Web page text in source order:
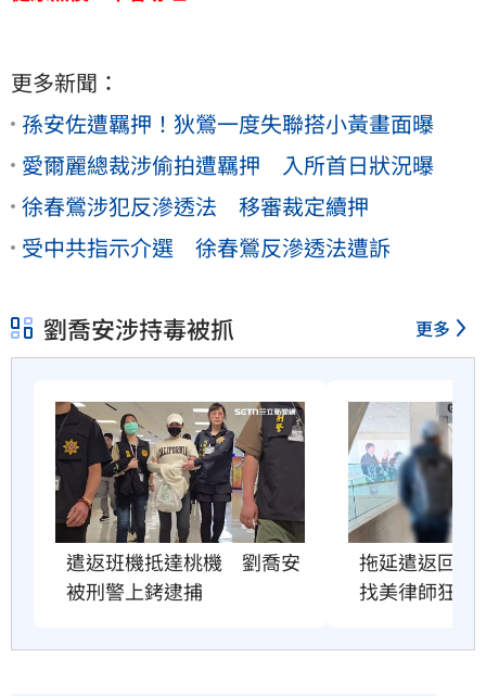
更多新聞：
孫安佐遭羈押！狄鶯一度失聯搭小黃畫面曝
愛爾麗總裁涉偷拍遭羈押 入所首日狀況曝
徐春鶯涉犯反滲透法 移審裁定續押
受中共指示介選 徐春鶯反滲透法遭訴
劉喬安涉持毒被抓 更多
遣返班機抵達桃機　劉喬安
被刑警上銬逮捕
拖延遣返回台
找美律師狂上